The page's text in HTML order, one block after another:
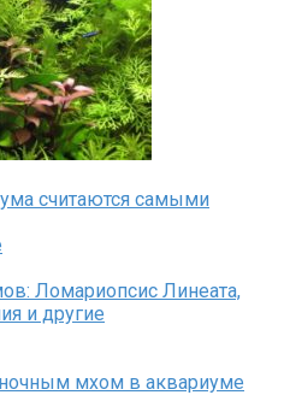
считаются самыми
Ломариопсис Линеата,
и другие
мхом в аквариуме